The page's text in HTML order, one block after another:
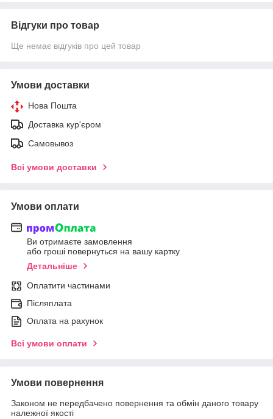
Відгуки про товар
Ще немає відгуків про цей товар
Умови доставки
Нова Пошта
Доставка кур'єром
Самовывоз
Всі умови доставки
Умови оплати
Ви отримаєте замовлення
або гроші повернуться на вашу картку
Детальніше
Оплатити частинами
Післяплата
Оплата на рахунок
Всі умови оплати
Умови повернення
Законом не передбачено повернення та обмін даного товару
належної якості